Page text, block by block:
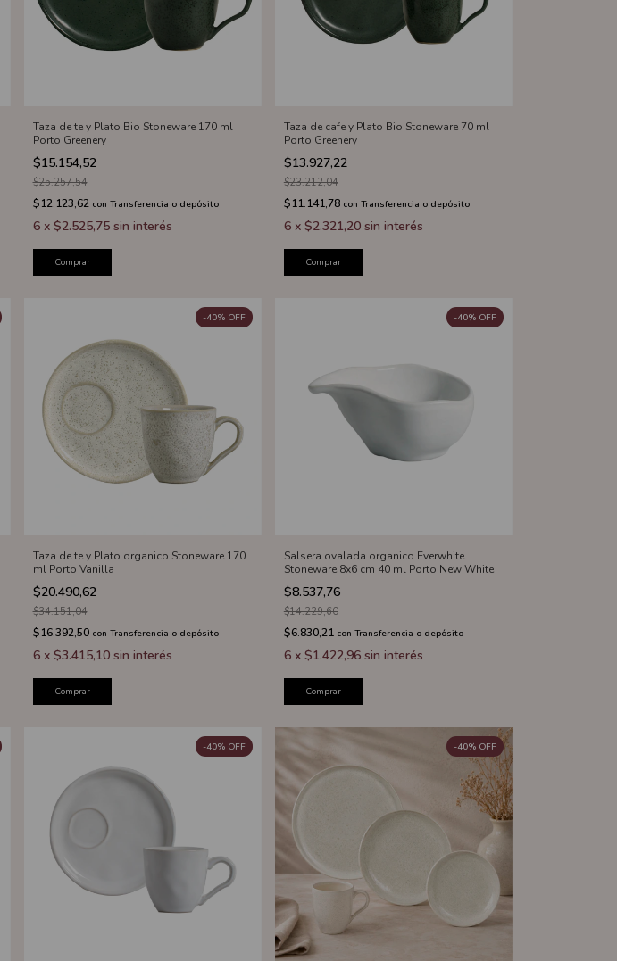
Taza de te y Plato Bio Stoneware 170 ml
Porto Greenery
$15.154,52
$25.257,54
$12.123,62 con Transferencia o depósito
6 x $2.525,75 sin interés
Comprar
Taza de cafe y Plato Bio Stoneware 70 ml
Porto Greenery
$13.927,22
$23.212,04
$11.141,78 con Transferencia o depósito
6 x $2.321,20 sin interés
Comprar
Taza de te y Plato organico Stoneware 170
ml Porto Vanilla
$20.490,62
-40% OFF
$34.151,04
$16.392,50 con Transferencia o depósito
6 x $3.415,10 sin interés
Comprar
Salsera ovalada organico Everwhite
Stoneware 8x6 cm 40 ml Porto New White
$8.537,76
-40% OFF
$14.229,60
$6.830,21 con Transferencia o depósito
6 x $1.422,96 sin interés
Comprar
-40% OFF -40% OFF